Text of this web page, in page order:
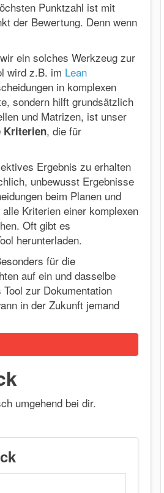
Punktzahl ist mit
der Bewertung. Denn wenn
ein solches Werkzeug zur
wird z.B. im Lean
in komplexen
sondern hilft grundsätzlich
und Matrizen, ist unser
Kriterien, die für
Ergebnis zu erhalten
unbewusst Ergebnisse
beim Planen und
Kriterien einer komplexen
Oft gibt es
herunterladen.
für die
auf ein und dasselbe
zur Dokumentation
in der Zukunft jemand
umgehend bei dir.